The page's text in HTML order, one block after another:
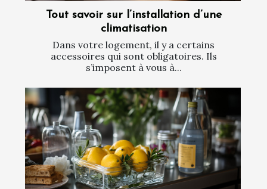
Tout savoir sur l’installation d’une
climatisation
Dans votre logement, il y a certains
accessoires qui sont obligatoires. Ils
s’imposent à vous à...